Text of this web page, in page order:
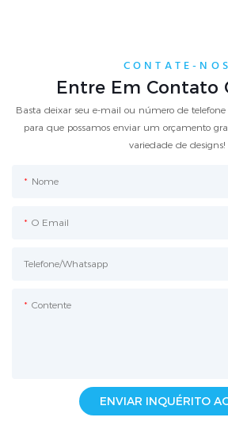
CONTATE-NOS
Entre Em Contato
Basta deixar seu e-mail ou número de
para que possamos enviar um orçamento
variedade de designs!
Nome
O Email
Telefone/whatsapp
Contente
ENVIAR INQUÉRITO